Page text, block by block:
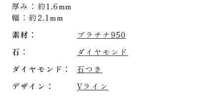
厚み：約1.6mm
幅：約2.1mm
素材
プラチナ950
石
ダイヤモンド
ダイヤモンド
石つき
デザイン
Vライン